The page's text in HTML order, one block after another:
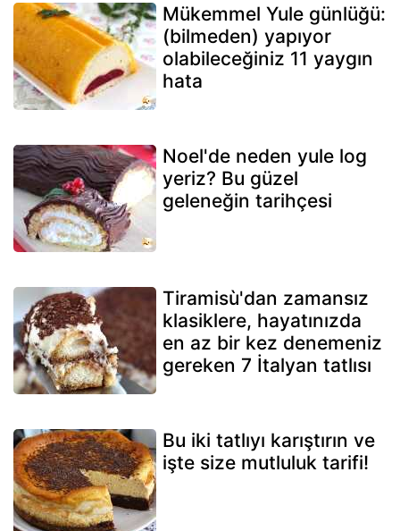
Mükemmel Yule günlüğü:
(bilmeden) yapıyor
olabileceğiniz 11 yaygın
hata
Noel'de neden yule log
yeriz? Bu güzel
geleneğin tarihçesi
Tiramisù'dan zamansız
klasiklere, hayatınızda
en az bir kez denemeniz
gereken 7 İtalyan tatlısı
Bu iki tatlıyı karıştırın ve
işte size mutluluk tarifi!